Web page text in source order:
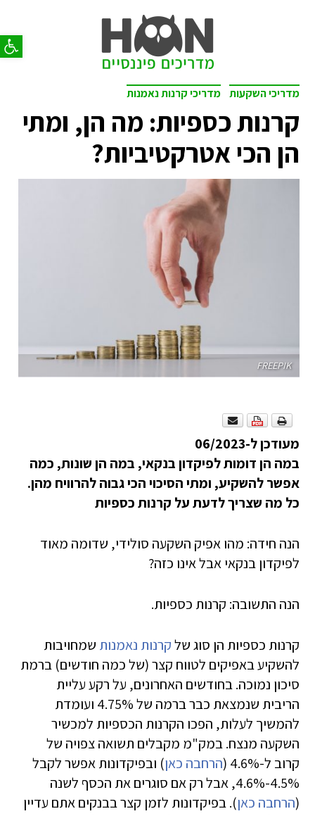
פתח
מדריכי השקעות מדריכי קרנות נאמנות
קרנות כספיות: מה הן, ומתי
הן הכי אטרקטיביות?
FREEPIK
מעודכן ל-06/2023
במה הן דומות לפיקדון בנקאי, במה הן שונות, כמה
אפשר להשקיע, ומתי הסיכוי הכי גבוה להרוויח מהן.
כל מה שצריך לדעת על קרנות כספיות
הנה חידה: מהו אפיק השקעה סולידי, שדומה מאוד
לפיקדון בנקאי אבל אינו כזה?
הנה התשובה: קרנות כספיות.
קרנות כספיות הן סוג שלקרנות נאמנות שמחויבות
להשקיע באפיקים לטווח קצר (של כמה חודשים) ברמת
סיכון נמוכה. בחודשים האחרונים, על רקע עליית
הריבית שנמצאת כבר ברמה של 4.75% ועומדת
להמשיך לעלות, הפכו הקרנות הכספיות למכשיר
השקעה מנצח. במק"מ מקבלים תשואה צפויה של
קרוב ל-4.6% (
הרחבה כאן) ובפיקדונות אפשר לקבל
4.5%-4.6%, אבל רק אם סוגרים את הכסף לשנה
(הרחבה כאן). בפיקדונות לזמן קצר בבנקים אתם עדיין